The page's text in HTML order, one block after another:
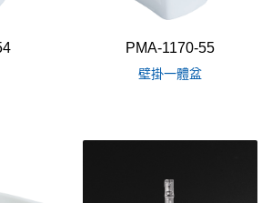
PMA-1170-55
壁掛一體盆